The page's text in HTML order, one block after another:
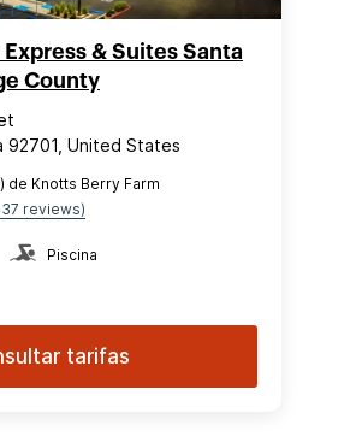
& Suites Santa
County
92701, United States
de Knotts Berry Farm
reviews)
Piscina
tarifas